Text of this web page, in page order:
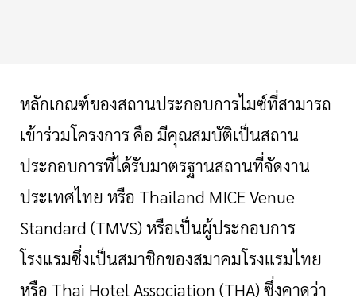
หลักเกณฑ์ของสถานประกอบการไมซ์ที่สามารถ
เข้าร่วมโครงการ คือ มีคุณสมบัติเป็นสถาน
ประกอบการที่ได้รับมาตรฐานสถานที่จัดงาน
ประเทศไทย หรือ Thailand MICE Venue
Standard (TMVS) หรือเป็นผู้ประกอบการ
โรงแรมซึ่งเป็นสมาชิกของสมาคมโรงแรมไทย
หรือ Thai Hotel Association (THA) ซึ่งคาดว่า